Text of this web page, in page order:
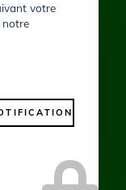
de 18 ans.
votre
notre